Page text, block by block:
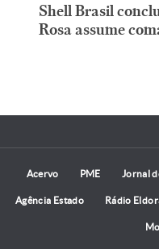
Shell Brasil
Rosa assume
Acervo PME Jornal
Agência Estado Rádio